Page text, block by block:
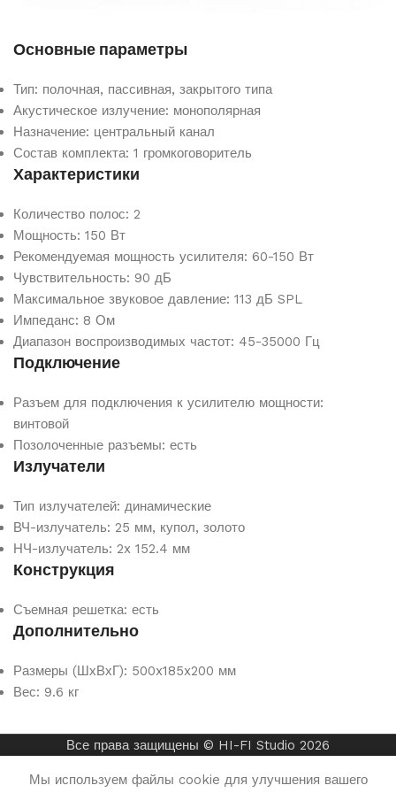
Подробнее об условиях доставки и работе служб вы
можете узнать на страницеОплата и доставка
Основные параметры
Тип: полочная, пассивная, закрытого типа
Акустическое излучение: монополярная
Назначение: центральный канал
Состав комплекта: 1 громкоговоритель
Характеристики
Количество полос: 2
Мощность: 150 Вт
Рекомендуемая мощность усилителя: 60-150 Вт
Чувствительность: 90 дБ
Максимальное звуковое давление: 113 дБ SPL
Импеданс: 8 Ом
Диапазон воспроизводимых частот: 45-35000 Гц
Подключение
Разъем для подключения к усилителю мощности:
винтовой
Позолоченные разъемы: есть
Излучатели
Тип излучателей: динамические
ВЧ-излучатель: 25 мм, купол, золото
НЧ-излучатель: 2x 152.4 мм
Конструкция
Съемная решетка: есть
Дополнительно
Размеры (ШхВхГ): 500x185x200 мм
Вес: 9.6 кг
Все права защищены © HI-FI Studio 2026
Мы используем файлы cookie для улучшения вашего